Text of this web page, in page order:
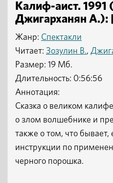
Калиф-аист. 1991
Джигарханян А.):
Жанр: Спектакли
Читает: Зозулин В.,
Размер: 19 Мб.
Длительность: 0:56:56
Аннотация:
Сказка о великом
о злом волшебнике и
также о том, что бывает,
инструкции по
черного порошка.